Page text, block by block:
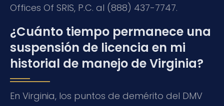
Offices Of SRIS, P.C. al (888) 437-7747.
¿Cuánto tiempo permanece una
suspensión de licencia en mi
historial de manejo de Virginia?
En Virginia, los puntos de demérito del DMV